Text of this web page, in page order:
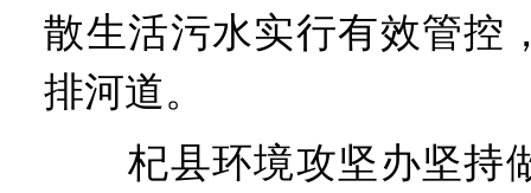
散生活污水实行有效管控
排河道。
杞县环境攻坚办坚持